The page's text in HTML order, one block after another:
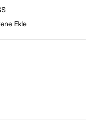
Ekle